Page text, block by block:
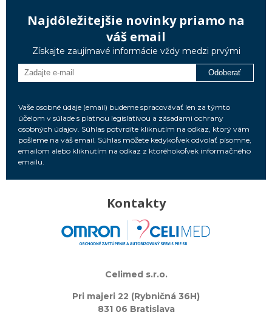
Najdôležitejšie novinky priamo na
váš email
Získajte zaujímavé informácie vždy medzi prvými
Odoberať
Vaše osobné údaje (email) budeme spracovávať len za týmto
účelom v súlade s platnou legislatívou a zásadami ochrany
osobných údajov. Súhlas potvrdíte kliknutím na odkaz, ktorý vám
pošleme na váš email. Súhlas môžete kedykoľvek odvolať písomne,
emailom alebo kliknutím na odkaz z ktoréhokoľvek informačného
emailu.
Kontakty
Celimed s.r.o.
Pri majeri 22 (Rybničná 36H)
831 06 Bratislava